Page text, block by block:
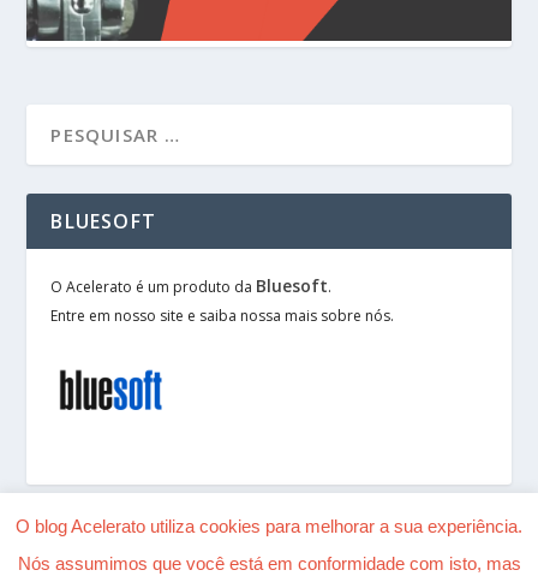
BLUESOFT
O Acelerato é um produto da Bluesoft.
Entre em nosso site e saiba nossa mais sobre nós.
O blog Acelerato utiliza cookies para melhorar a sua experiência.
Nós assumimos que você está em conformidade com isto, mas